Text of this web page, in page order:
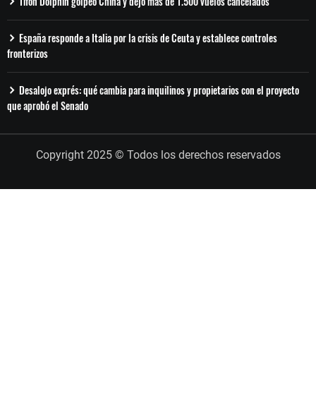
España responde a Italia por la crisis de Ceuta y establece controles
fronterizos
Desalojo exprés: qué cambia para inquilinos y propietarios con el proyecto
que aprobó el Senado
Copyright 2025 © Todos los derechos reservados